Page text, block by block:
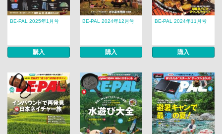
BE-PAL 2025年1月号
購入
BE-PAL 2024年12月号
購入
BE-PAL 2024年11月号
購入